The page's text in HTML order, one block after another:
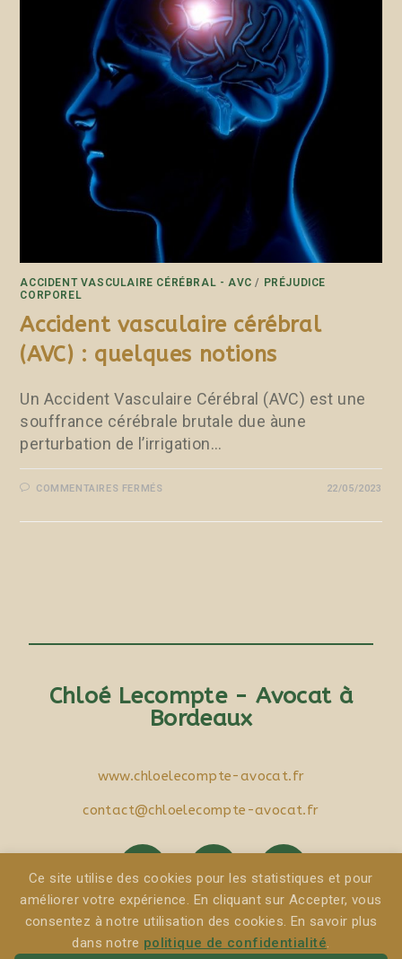
Ce site utilise des cookies pour les statistiques et pour
améliorer votre expérience. En cliquant sur Accepter, vous
consentez à notre utilisation des cookies. En savoir plus
dans notre politique de confidentialité.
ACCIDENT VASCULAIRE CÉRÉBRAL - AVC / PRÉJUDICE
CORPOREL
Accident vasculaire cérébral
(AVC) : quelques notions
Un Accident Vasculaire Cérébral (AVC) est une
souffrance cérébrale brutale due àune
perturbation de l’irrigation…
COMMENTAIRES FERMÉS 22/05/2023
Chloé Lecompte - Avocat à
Bordeaux
www.chloelecompte-avocat.fr
contact@chloelecompte-avocat.fr
Mentions Légales| Politique de protection des données|
Politique de cookies